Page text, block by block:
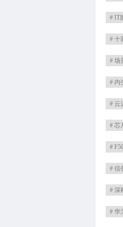
# IT
# 十
# 场
# 内
# 云
# 芯
#
# 信
# 深
# 华